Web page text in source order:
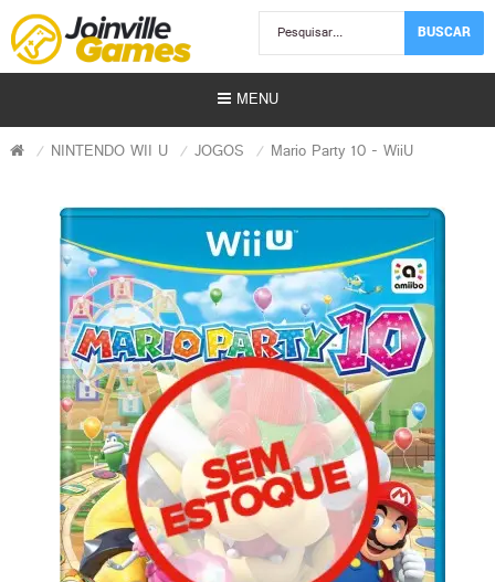
| Gift Card)
gamer)
BUSCAR
MENU
NINTENDO WII U JOGOS Mario Party 10 - WiiU